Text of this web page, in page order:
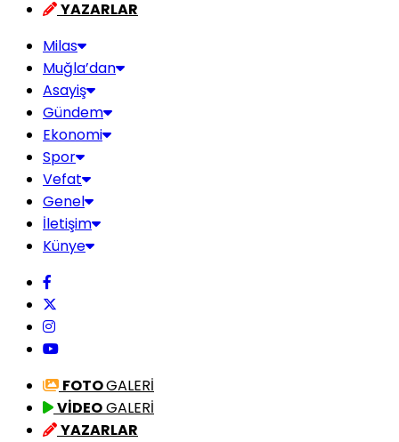
YAZARLAR
Milas
Muğla’dan
Asayiş
Gündem
Ekonomi
Spor
Vefat
Genel
İletişim
Künye
FOTOGALERİ
VİDEOGALERİ
YAZARLAR